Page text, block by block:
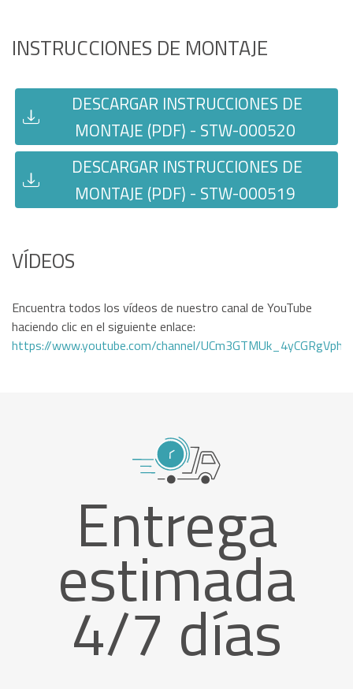
INSTRUCCIONES DE MONTAJE
DESCARGAR INSTRUCCIONES DE
MONTAJE (PDF) - STW-000520
DESCARGAR INSTRUCCIONES DE
MONTAJE (PDF) - STW-000519
VÍDEOS
Encuentra todos los vídeos de nuestro canal de YouTube
haciendo clic en el siguiente enlace:
https://www.youtube.com/channel/
Entrega
estimada
4/7 días